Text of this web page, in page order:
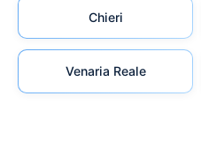
Chieri
Venaria Reale